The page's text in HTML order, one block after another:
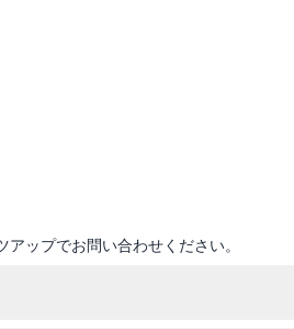
ップでお問い合わせください。